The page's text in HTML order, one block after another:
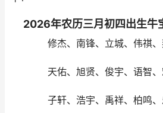
2026年农历三月初四出生牛
修杰、南锋、立城、伟祺、
天佑、旭贤、俊宇、语智、
子轩、浩宇、禹祥、柏鸣、